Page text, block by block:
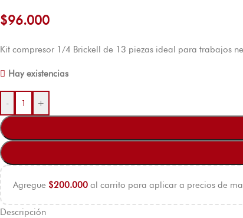
$96.000
Kit compresor 1/4 Brickell de 13 piezas ideal para trabajos
Hay existencias
- +
Agregue $200.000 al carrito para aplicar a precios de
Descripción